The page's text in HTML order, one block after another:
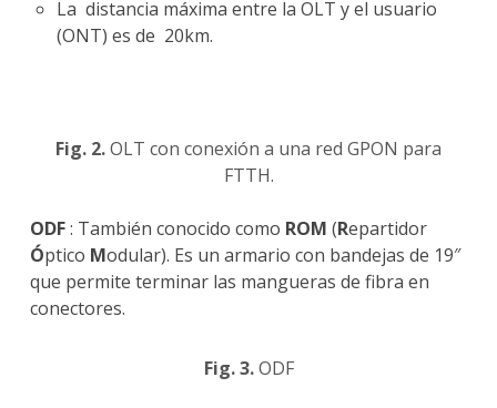
La distancia máxima entre la OLT y el usuario
(ONT) es de 20km.
Fig. 2.OLT con conexión a una red GPON para
FTTH.
ODF: También conocido como ROM (Repartidor
Óptico Modular). Es un armario con bandejas de 19″
que permite terminar las mangueras de fibra en
conectores.
Fig. 3.ODF